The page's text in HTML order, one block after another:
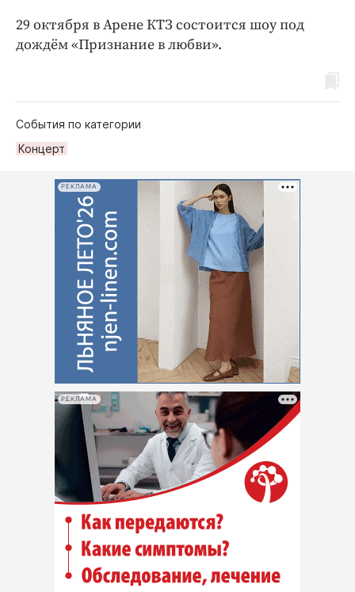
29 октября в Арене КТЗ состоится шоу под
дождём «Признание в любви».
События по категории
Концерт
РЕКЛАМА
РЕКЛАМА